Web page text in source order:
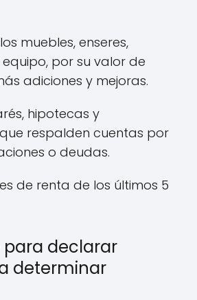
muebles, enseres,
por su valor de
adiciones y mejoras.
hipotecas y
respalden cuentas por
o deudas.
de renta de los últimos 5
para declarar
determinar